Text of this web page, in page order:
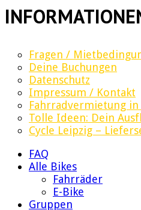
Fragen /
Deine Buchungen
Datenschutz
Impressum / Kontakt
Fahrradvermietung
Tolle Ideen: Dein
Cycle Leipzig –
FAQ
Alle Bikes
Fahrräder
E-Bike
Gruppen